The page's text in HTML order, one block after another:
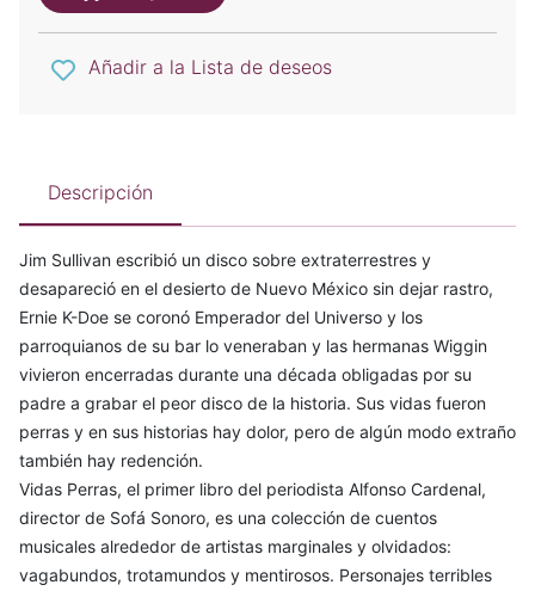
Añadir a la Lista de deseos
Descripción
Jim Sullivan escribió un disco sobre extraterrestres y
desapareció en el desierto de Nuevo México sin dejar rastro,
Ernie K-Doe se coronó Emperador del Universo y los
parroquianos de su bar lo veneraban y las hermanas Wiggin
vivieron encerradas durante una década obligadas por su
padre a grabar el peor disco de la historia. Sus vidas fueron
perras y en sus historias hay dolor, pero de algún modo extraño
también hay redención.
Vidas Perras, el primer libro del periodista Alfonso Cardenal,
director de Sofá Sonoro, es una colección de cuentos
musicales alrededor de artistas marginales y olvidados:
vagabundos, trotamundos y mentirosos. Personajes terribles